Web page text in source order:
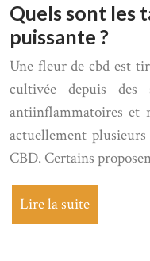
Quels sont les
puissante ?
Une fleur de cbd est
cultivée depuis des
antiinflammatoires et
actuellement
CBD. Certains
Lire la suite